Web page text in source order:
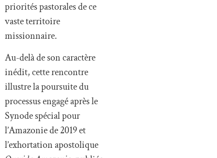
priorités pastorales de ce
vaste territoire
missionnaire.
Au-delà de son caractère
inédit, cette rencontre
illustre la poursuite du
processus engagé après le
Synode spécial pour
l’Amazonie de 2019 et
l’exhortation apostolique